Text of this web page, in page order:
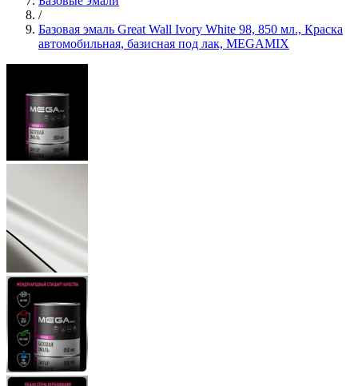
/
Базовая эмаль Great Wall Ivory White 98, 850 мл., Краска
автомобильная, базисная под лак, MEGAMIX